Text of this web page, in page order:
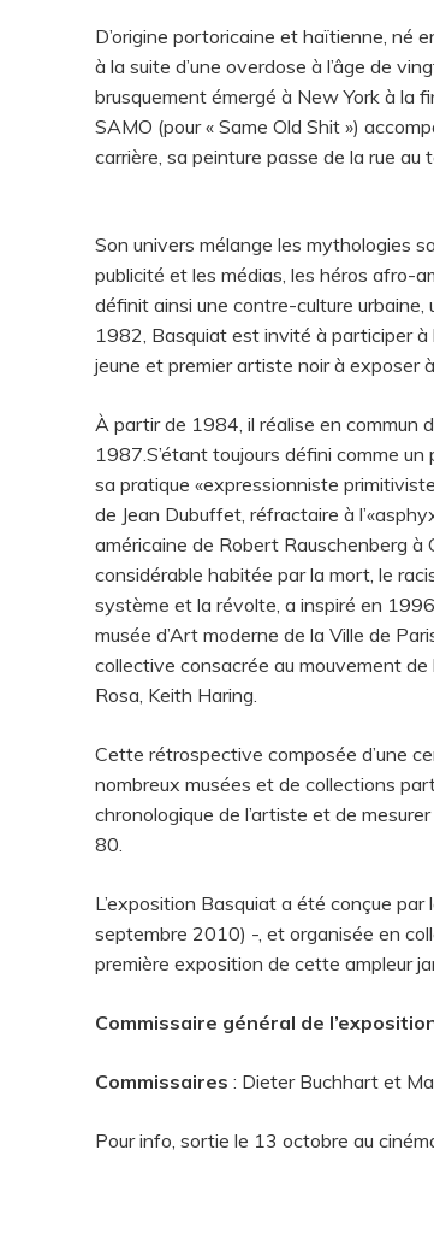
D’origine portoricaine et haïtienne, né
à la suite d’une overdose à l’âge de
brusquement émergé à New York à la
SAMO (pour « Same Old Shit »)
carrière, sa peinture passe de la rue au
Son univers mélange les mythologies
publicité et les médias, les héros afro-
définit ainsi une contre-culture
1982, Basquiat est invité à participer à
jeune et premier artiste noir à exposer
À partir de 1984, il réalise en commun
1987.S’étant toujours défini comme
sa pratique «expressionniste
de Jean Dubuffet, réfractaire à
américaine de Robert Rauschenberg
considérable habitée par la mort, le
système et la révolte, a inspiré en
musée d’Art moderne de la Ville de
collective consacrée au mouvement
Rosa, Keith Haring.
Cette rétrospective composée d’une
nombreux musées et de collections
chronologique de l’artiste et de
80.
L’exposition Basquiat a été conçue
septembre 2010) -, et organisée en
première exposition de cette ampleur
Commissaire général de
Commissaires : Dieter Buchhart et
Pour info, sortie le 13 octobre au